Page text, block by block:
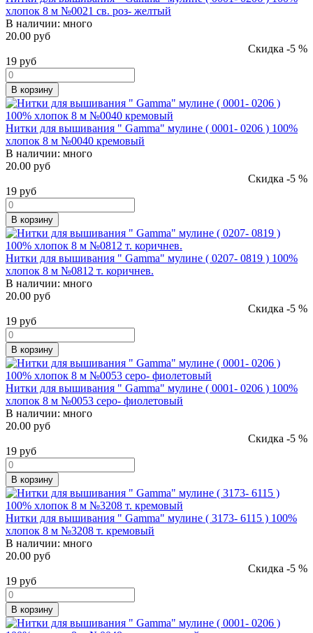
хлопок 8 м №0021 св. роз- желтый
В наличии: много
20.00 руб
Скидка -5 %
19 руб
В корзину
Нитки для вышивания " Gamma" мулине ( 0001- 0206 ) 100%
хлопок 8 м №0040 кремовый
В наличии: много
20.00 руб
Скидка -5 %
19 руб
В корзину
Нитки для вышивания " Gamma" мулине ( 0207- 0819 ) 100%
хлопок 8 м №0812 т. коричнев.
В наличии: много
20.00 руб
Скидка -5 %
19 руб
В корзину
Нитки для вышивания " Gamma" мулине ( 0001- 0206 ) 100%
хлопок 8 м №0053 серо- фиолетовый
В наличии: много
20.00 руб
Скидка -5 %
19 руб
В корзину
Нитки для вышивания " Gamma" мулине ( 3173- 6115 ) 100%
хлопок 8 м №3208 т. кремовый
В наличии: много
20.00 руб
Скидка -5 %
19 руб
В корзину